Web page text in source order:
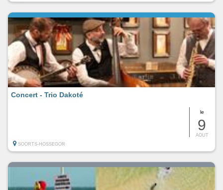
le
9
AOUT
Concert - Trio Dakoté
SOORTS-HOSSEGOR